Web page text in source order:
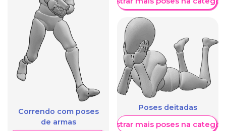
Correndo com poses
de armas
Poses deitadas
Mostrar mais poses na